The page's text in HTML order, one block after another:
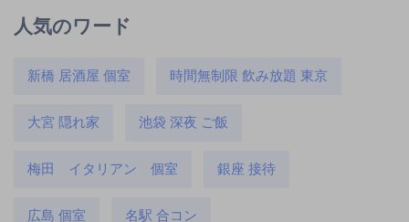
人気のワード
新橋 居酒屋 個室 時間無制限 飲み放題 東京
大宮 隠れ家 池袋 深夜 ご飯
梅田 イタリアン 個室 銀座 接待
広島 個室 名駅 合コン